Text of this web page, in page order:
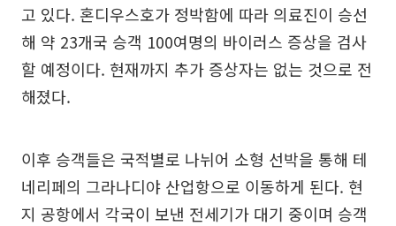
고 있다. 혼디우스호가 정박함에 따라 의료진이 승선
해 약 23개국 승객 100여명의 바이러스 증상을 검사
할 예정이다. 현재까지 추가 증상자는 없는 것으로 전
해졌다.
이후 승객들은 국적별로 나뉘어 소형 선박을 통해 테
네리페의 그라나디야 산업항으로 이동하게 된다. 현
지 공항에서 각국이 보낸 전세기가 대기 중이며 승객